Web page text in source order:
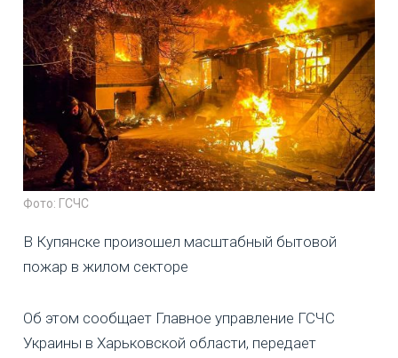
Фото: ГСЧС
В Купянске произошел масштабный бытовой
пожар в жилом секторе
Об этом сообщает Главное управление ГСЧС
Украины в Харьковской области, передает